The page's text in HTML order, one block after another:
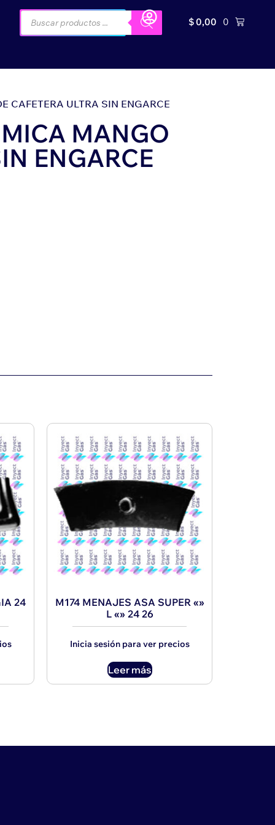
$0,00 0
ULTRA SIN ENGARCE
MANGO
ENGARCE
24
M174 MENAJES ASA SUPER «»
L «» 24 26
Inicia sesión para ver precios
Leer más